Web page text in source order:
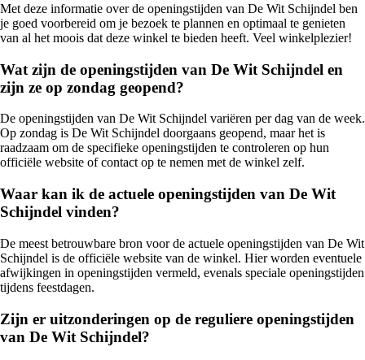
Met deze informatie over de openingstijden van De Wit Schijndel ben
je goed voorbereid om je bezoek te plannen en optimaal te genieten
van al het moois dat deze winkel te bieden heeft. Veel winkelplezier!
Wat zijn de openingstijden van De Wit Schijndel en
zijn ze op zondag geopend?
De openingstijden van De Wit Schijndel variëren per dag van de week.
Op zondag is De Wit Schijndel doorgaans geopend, maar het is
raadzaam om de specifieke openingstijden te controleren op hun
officiële website of contact op te nemen met de winkel zelf.
Waar kan ik de actuele openingstijden van De Wit
Schijndel vinden?
De meest betrouwbare bron voor de actuele openingstijden van De Wit
Schijndel is de officiële website van de winkel. Hier worden eventuele
afwijkingen in openingstijden vermeld, evenals speciale openingstijden
tijdens feestdagen.
Zijn er uitzonderingen op de reguliere openingstijden
van De Wit Schijndel?